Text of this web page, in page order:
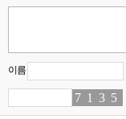
이름
77 1 35 54